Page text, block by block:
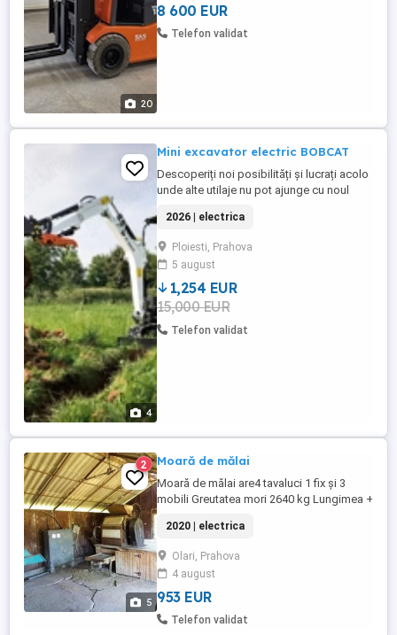
20
Fabricatie: 2019 Ore ...
8 600 EUR
Telefon validat
4
Mini excavator electric BOBCAT
Descoperiți noi posibilități și lucrați acolo
unde alte utilaje nu pot ajunge cu noul
mașină cu nivel redus de zgomot și emisii
zero creează oportunități de lucru
exclusive, fără limitări legate de locație
sau de orele de lucru. Datorită controlului
excelent, ...
2026 | electrica
Ploiesti, Prahova
5 august
1,254 EUR
15,000 EUR
Telefon validat
5
2 Moară de mălai
Moară de mălai are4 tavaluci 1 fix și 3
mobili Greutatea mori 2640 kg Lungimea +
800 kg h Alte informatii la telefon = lari
Prahova Preț = 5000 ron
2020 | electrica
Olari, Prahova
4 august
953 EUR
Telefon validat